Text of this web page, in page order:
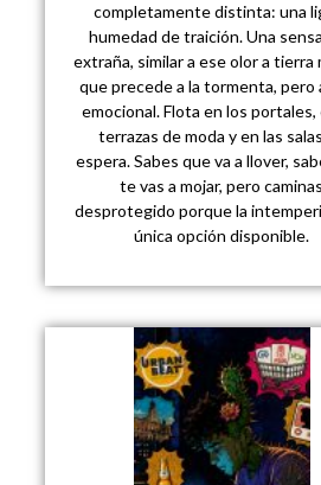
completamente distinta: una
humedad de traición. Una
extraña, similar a ese olor a tierra
que precede a la tormenta, pero
emocional. Flota en los portales,
terrazas de moda y en las
espera. Sabes que va a llover,
te vas a mojar, pero caminas
desprotegido porque la
única opción disponible.